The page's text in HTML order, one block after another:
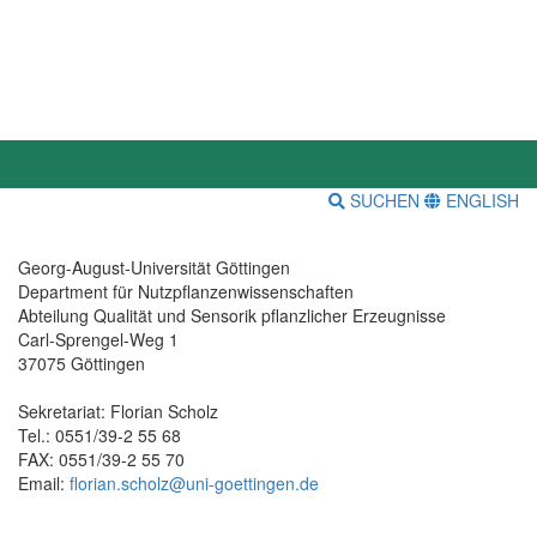
SUCHEN ENGLISH
Georg-August-Universität Göttingen
Department für Nutzpflanzenwissenschaften
Abteilung Qualität und Sensorik pflanzlicher Erzeugnisse
Carl-Sprengel-Weg 1
37075 Göttingen
Sekretariat: Florian Scholz
Tel.: 0551/39-2 55 68
FAX: 0551/39-2 55 70
Email: florian.scholz@uni-goettingen.de